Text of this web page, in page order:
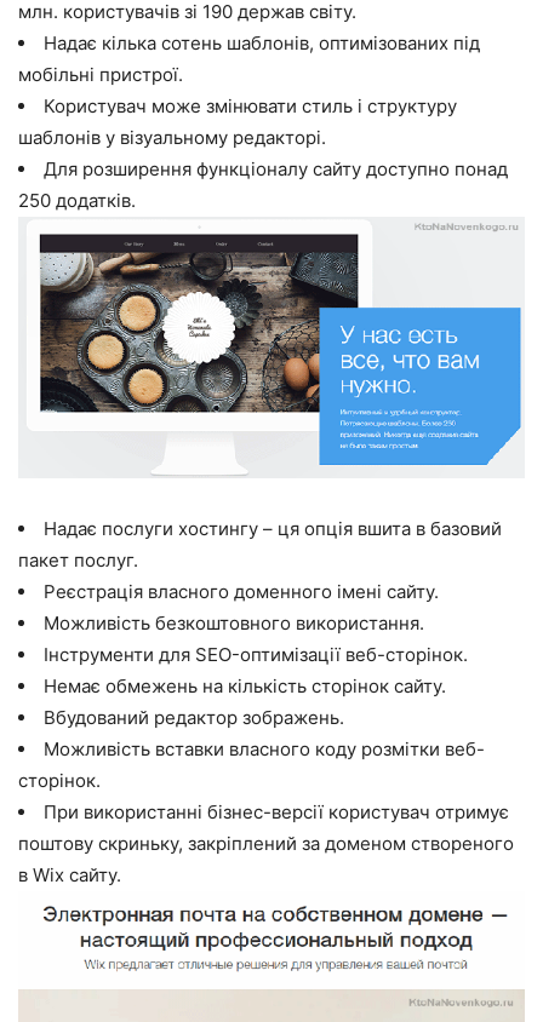
млн. користувачів зі 190 держав світу.
Надає кілька сотень шаблонів, оптимізованих під
мобільні пристрої.
Користувач може змінювати стиль і структуру
шаблонів у візуальному редакторі.
Для розширення функціоналу сайту доступно понад
250 додатків.
Надає послуги хостингу – ця опція вшита в базовий
пакет послуг.
Реєстрація власного доменного імені сайту.
Можливість безкоштовного використання.
Інструменти для SEO-оптимізації веб-сторінок.
Немає обмежень на кількість сторінок сайту.
Вбудований редактор зображень.
Можливість вставки власного коду розмітки веб-
сторінок.
При використанні бізнес-версії користувач отримує
поштову скриньку, закріплений за доменом створеного
в Wix сайту.